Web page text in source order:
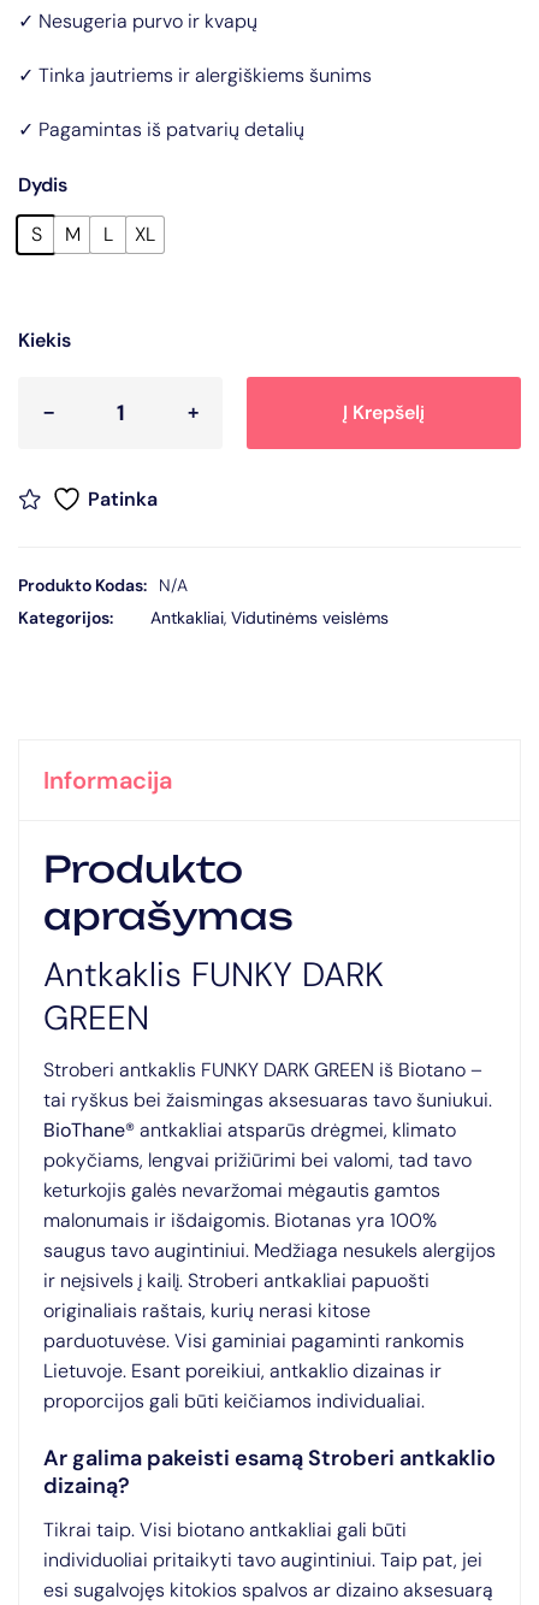
✓ Nesugeria purvo ir kvapų
✓ Tinka jautriems ir alergiškiems šunims
✓ Pagamintas iš patvarių detalių
Dydis
S
M L XL
Kiekis
Į Krepšelį
Patinka
Produkto Kodas:
N/A
Kategorijos:
Antkakliai, Vidutinėms veislėms
Informacija
Produkto
aprašymas
Antkaklis FUNKY DARK
GREEN
Stroberi antkaklis FUNKY DARK GREEN iš Biotano –
tai ryškus bei žaismingas aksesuaras tavo šuniukui.
BioThane® antkakliai atsparūs drėgmei, klimato
pokyčiams, lengvai prižiūrimi bei valomi, tad tavo
keturkojis galės nevaržomai mėgautis gamtos
malonumais ir išdaigomis. Biotanas yra 100%
saugus tavo augintiniui. Medžiaga nesukels alergijos
ir neįsivels į kailį. Stroberi antkakliai papuošti
originaliais raštais, kurių nerasi kitose
parduotuvėse. Visi gaminiai pagaminti rankomis
Lietuvoje. Esant poreikiui, antkaklio dizainas ir
proporcijos gali būti keičiamos individualiai.
Ar galima pakeisti esamą Stroberi antkaklio
dizainą?
Tikrai taip. Visi biotano antkakliai gali būti
individuoliai pritaikyti tavo augintiniui. Taip pat, jei
esi sugalvojęs kitokios spalvos ar dizaino aksesuarą